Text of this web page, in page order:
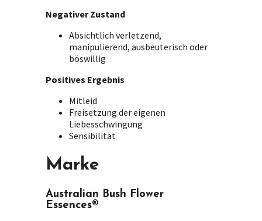
Negativer Zustand
Absichtlich verletzend,
manipulierend, ausbeuterisch oder
böswillig
Positives Ergebnis
Mitleid
Freisetzung der eigenen
Liebesschwingung
Sensibilität
Marke
Australian Bush Flower
Essences®